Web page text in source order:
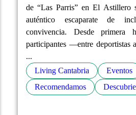
de “Las Parris” en El Astillero
auténtico escaparate de
convivencia. Desde primera
participantes —entre deportistas
...
Living Cantabria
Eventos
Recomendamos